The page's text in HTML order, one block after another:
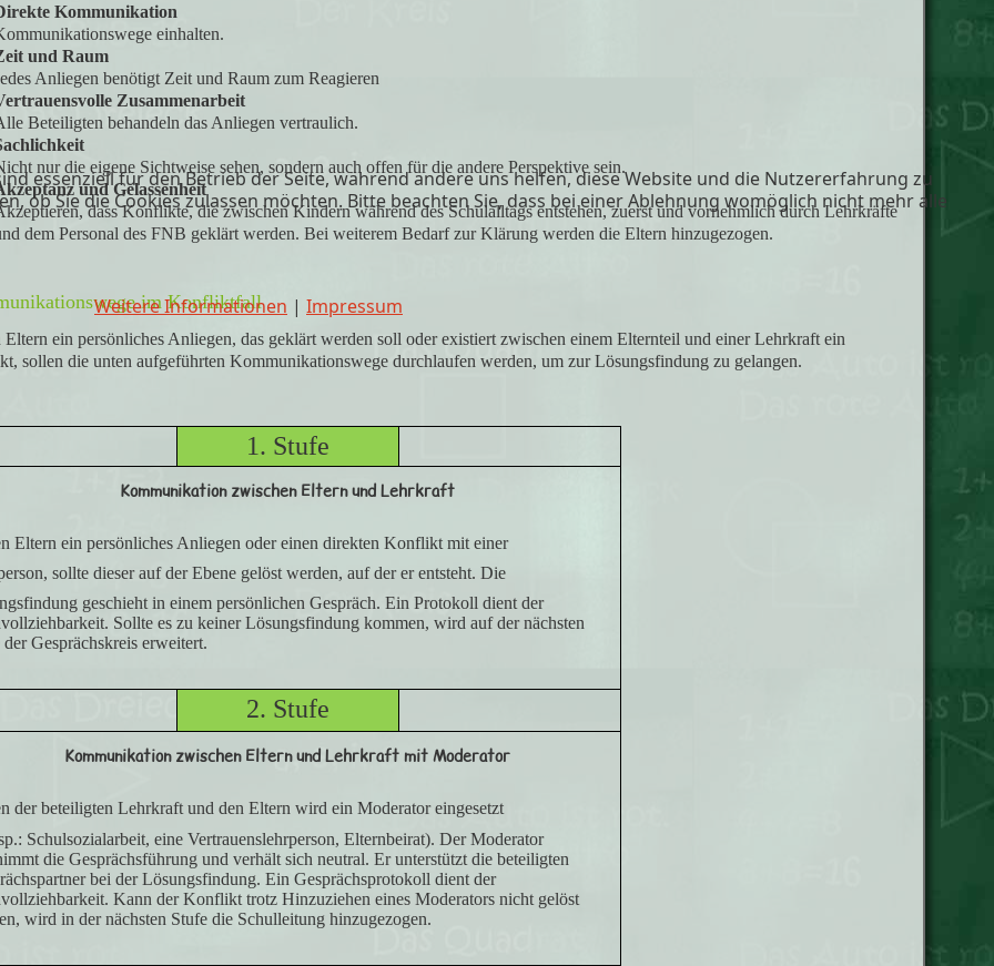
Kommunikation
einhalten.
und Raum
Anliegen benötigt Zeit und Raum zum Reagieren
Zusammenarbeit
Beteiligten behandeln das Anliegen vertraulich.
nur die eigene Sichtweise sehen, sondern auch offen für die andere Perspektive sein.
und Gelassenheit
dass Konflikte, die zwischen Kindern während des Schulalltags entstehen, zuerst und vornehmlich durch Lehrkräfte
dem Personal des FNB geklärt werden. Bei weiterem Bedarf zur Klärung werden die Eltern hinzugezogen.
im Konfliktfall
Eltern ein persönliches Anliegen, das geklärt werden soll oder existiert zwischen einem Elternteil und einer Lehrkraft ein
sollen die unten aufgeführten Kommunikationswege durchlaufen werden, um zur Lösungsfindung zu gelangen.
1. Stufe
Kommunikation zwischen Eltern und Lehrkraft
Eltern ein persönliches Anliegen oder einen direkten Konflikt mit einer
sollte dieser auf der Ebene gelöst werden, auf der er entsteht. Die
geschieht in einem persönlichen Gespräch. Ein Protokoll dient der
Sollte es zu keiner Lösungsfindung kommen, wird auf der nächsten
der Gesprächskreis erweitert.
2. Stufe
Kommunikation zwischen Eltern und Lehrkraft mit Moderator
der beteiligten Lehrkraft und den Eltern wird ein Moderator eingesetzt
Schulsozialarbeit, eine Vertrauenslehrperson, Elternbeirat). Der Moderator
die Gesprächsführung und verhält sich neutral. Er unterstützt die beteiligten
bei der Lösungsfindung. Ein Gesprächsprotokoll dient der
Kann der Konflikt trotz Hinzuziehen eines Moderators nicht gelöst
wird in der nächsten Stufe die Schulleitung hinzugezogen.
essenziell für den Betrieb der Seite, während andere uns helfen, diese Website und die Nutzererfahrung zu
ob Sie die Cookies zulassen möchten. Bitte beachten Sie, dass bei einer Ablehnung womöglich nicht mehr alle
Weitere Informationen | Impressum